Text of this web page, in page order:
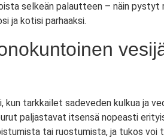
selkeän palautteen – näin
ja kotisi parhaaksi.
kun tarkkailet sadeveden kulkua ja
paljastavat itsensä nopeasti
tai ruostumista, ja tukos